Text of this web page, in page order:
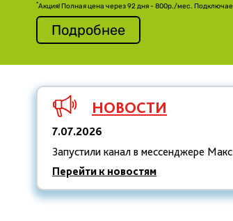
Подробнее
НОВОСТИ
7.07.2026
Запустили канал в мессенджере Макс
Перейти к новостям